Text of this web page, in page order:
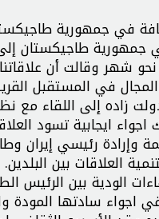
في جمهورية
جمهورية طاجيكستان إلى
شهر وقالت أن
في المستقبل
زاده إلى اللقاء مع
ايجابية تسود
رئيسي إيران
العلاقات بين البلدين.
الودية بين الرئيس
اجواء سادتها المودة